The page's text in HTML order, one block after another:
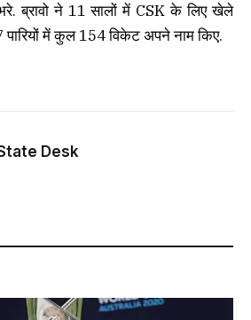
ब्रावो ने 11 सालों में CSK के लिए खेले
में कुल 154 विकेट अपने नाम किए.
Desk